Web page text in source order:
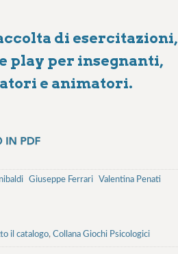
di esercitazioni,
play per insegnanti,
e animatori.
Giuseppe Ferrari
Valentina Penati
il catalogo, Collana Giochi Psicologici